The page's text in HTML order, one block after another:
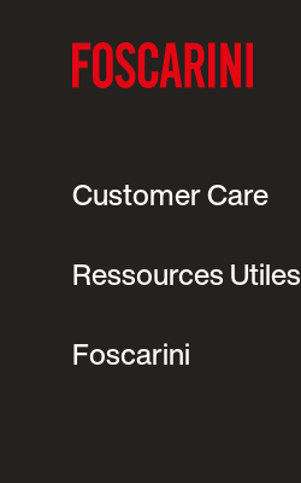
Customer Care
Ressources Utiles
Foscarini